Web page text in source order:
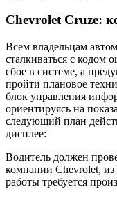
Chevrolet Cruze:
Всем владельцам
сталкиваться с кодом
сбое в системе, а
пройти плановое
блок управления
ориентируясь на
следующий план
дисплее:
Водитель должен
компании Chevrolet, из
работы требуется